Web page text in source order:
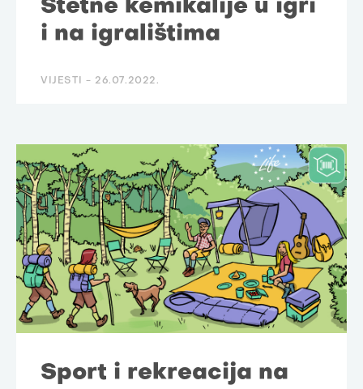
Štetne kemikalije u igri
i na igralištima
VIJESTI - 26.07.2022.
Sport i rekreacija na